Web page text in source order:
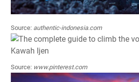
Source: authentic-indonesia.com
Source: www.pinterest.com